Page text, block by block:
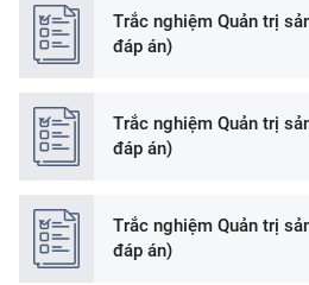
Trắc nghiệm Quản trị
đáp án)
Trắc nghiệm Quản trị
đáp án)
Trắc nghiệm Quản trị
đáp án)